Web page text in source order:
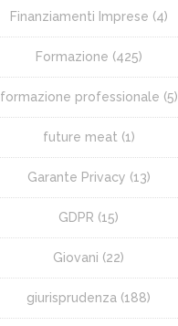
Finanziamenti Imprese (4)
Formazione (425)
formazione professionale (5)
future meat (1)
Garante Privacy (13)
GDPR (15)
Giovani (22)
giurisprudenza (188)